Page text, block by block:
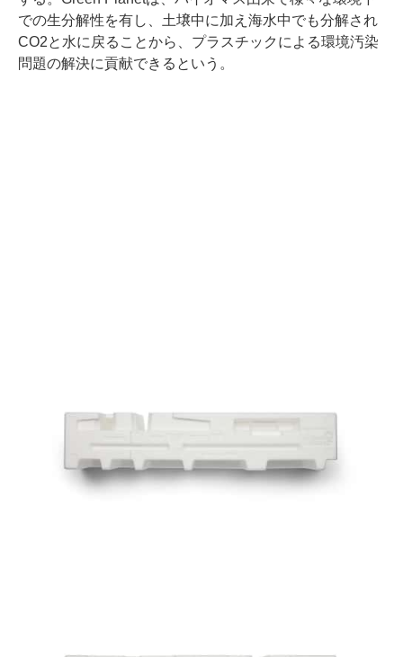
での生分解性を有し、土壌中に加え海水中でも分解され
CO2と水に戻ることから、プラスチックによる環境汚染
問題の解決に貢献できるという。